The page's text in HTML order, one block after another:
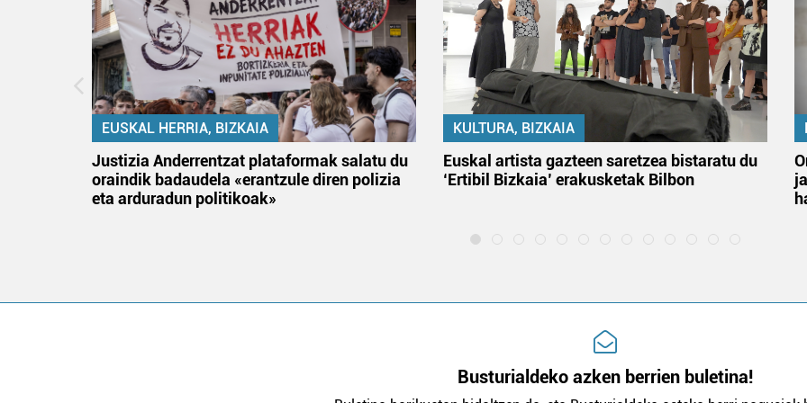
EUSKAL HERRIA, BIZKAIA
Justizia Anderrentzat plataformak salatu du
oraindik badaudela «erantzule diren polizia
eta arduradun politikoak»
KULTURA, BIZKAIA
Euskal artista gazteen saretzea bistaratu du
‘Ertibil Bizkaia’ erakusketak Bilbon
Busturialdeko azken berrien buletina!